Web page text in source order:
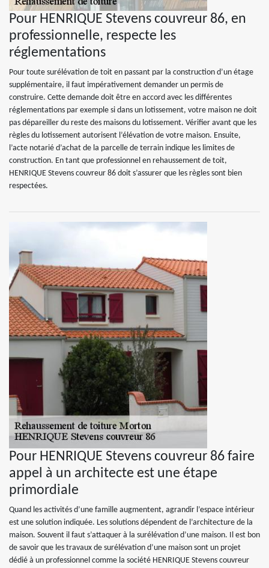
Pour HENRIQUE Stevens couvreur 86, en
professionnelle, respecte les
réglementations
Pour toute surélévation de toit en passant par la construction d’un étage
supplémentaire, il faut impérativement demander un permis de
construire. Cette demande doit être en accord avec les différentes
réglementations par exemple si dans un lotissement, votre maison ne doit
pas dépareiller du reste des maisons du lotissement. Vérifier avant que les
règles du lotissement autorisent l’élévation de votre maison. Ensuite,
l’acte notarié d’achat de la parcelle de terrain indique les limites de
construction. En tant que professionnel en rehaussement de toit,
HENRIQUE Stevens couvreur 86 doit s’assurer que les règles sont bien
respectées.
Pour HENRIQUE Stevens couvreur 86 faire
appel à un architecte est une étape
primordiale
Quand les activités d’une famille augmentent, agrandir l’espace intérieur
est une solution indiquée. Les solutions dépendent de l’architecture de la
maison. Souvent il faut s’attaquer à la surélévation d’une maison. Il est bon
de savoir que les travaux de surélévation d’une maison sont un projet
dédié à un professionnel comme la société HENRIQUE Stevens couvreur